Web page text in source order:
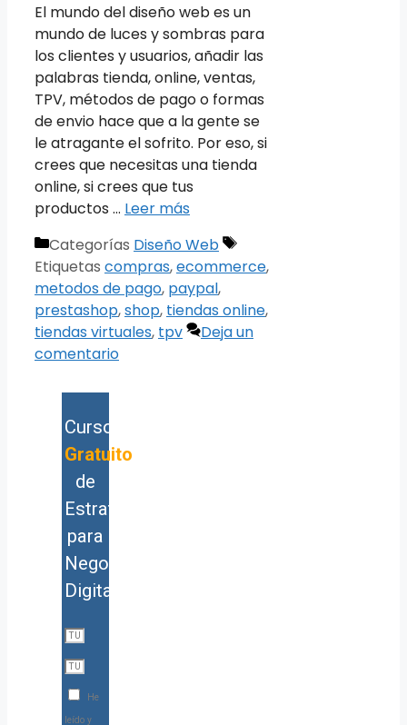
El mundo del diseño web es un
mundo de luces y sombras para
los clientes y usuarios, añadir las
palabras tienda, online, ventas,
TPV, métodos de pago o formas
de envio hace que a la gente se
le atragante el sofrito. Por eso, si
crees que necesitas una tienda
online, si crees que tus
productos … Leer más
Categorías Diseño Web
Etiquetas compras,ecommerce,
metodos de pago, paypal,
prestashop,shop, tiendas online,
tiendas virtuales, tpv
Deja un
comentario
Curso
Gratuito
de
Estrategia
para
Negocios
Digitales
He
leído y